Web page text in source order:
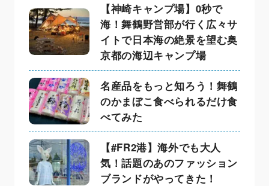
【神崎キャンプ場】0秒で
海！舞鶴野営部が行く広々サ
イトで日本海の絶景を望む奥
京都の海辺キャンプ場
名産品をもっと知ろう！舞鶴
のかまぼこ食べられるだけ食
べてみた
【#FR2港】海外でも大人
気！話題のあのファッション
ブランドがやってきた！